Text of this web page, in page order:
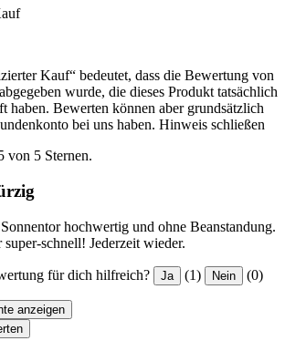
Kauf“ bedeutet, dass die Bewertung von
wurde, die dieses Produkt tatsächlich
haben. Bewerten können aber grundsätzlich
bei uns haben. Hinweis schließen
von 5 Sternen.
hochwertig und ohne Beanstandung.
schnell! Jederzeit wieder.
für dich hilfreich? Ja (1) Nein (0)
anzeigen